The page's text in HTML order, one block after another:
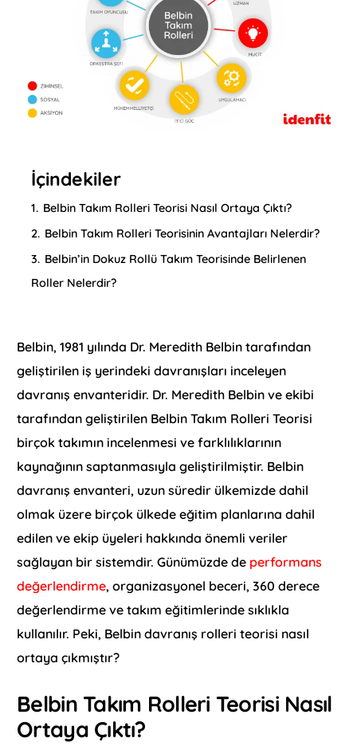
İçindekiler
1. Belbin Takım Rolleri Teorisi Nasıl Ortaya Çıktı?
2. Belbin Takım Rolleri Teorisinin Avantajları Nelerdir?
3. Belbin’in Dokuz Rollü Takım Teorisinde Belirlenen
Roller Nelerdir?
Belbin, 1981 yılında Dr. Meredith Belbin tarafından
geliştirilen iş yerindeki davranışları inceleyen
davranış envanteridir. Dr. Meredith Belbin ve ekibi
tarafından geliştirilen Belbin Takım Rolleri Teorisi
birçok takımın incelenmesi ve farklılıklarının
kaynağının saptanmasıyla geliştirilmiştir. Belbin
davranış envanteri, uzun süredir ülkemizde dahil
olmak üzere birçok ülkede eğitim planlarına dahil
edilen ve ekip üyeleri hakkında önemli veriler
sağlayan bir sistemdir. Günümüzde de performans
değerlendirme, organizasyonel beceri, 360 derece
değerlendirme ve takım eğitimlerinde sıklıkla
kullanılır. Peki, Belbin davranış rolleri teorisi nasıl
ortaya çıkmıştır?
Belbin Takım Rolleri Teorisi Nasıl
Ortaya Çıktı?